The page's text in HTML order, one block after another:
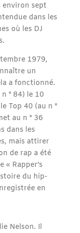
environ sept
dans les
où les DJ
1979,
un
a fonctionné.
° 84) le 10
Top 40 (au n °
au n ° 36
dans les
mais attirer
de rap a été
Rapper’s
du hip-
en
Nelson. Il